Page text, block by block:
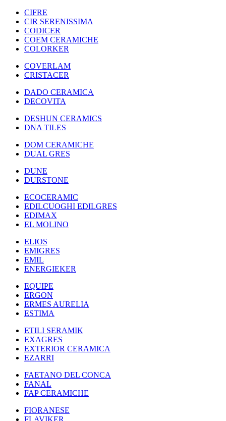
CIFRE
CIR SERENISSIMA
CODICER
COEM CERAMICHE
COLORKER
COVERLAM
CRISTACER
DADO CERAMICA
DECOVITA
DESHUN CERAMICS
DNA TILES
DOM CERAMICHE
DUAL GRES
DUNE
DURSTONE
ECOCERAMIC
EDILCUOGHI EDILGRES
EDIMAX
EL MOLINO
ELIOS
EMIGRES
EMIL
ENERGIEKER
EQUIPE
ERGON
ERMES AURELIA
ESTIMA
ETILI SERAMIK
EXAGRES
EXTERIOR CERAMICA
EZARRI
FAETANO DEL CONCA
FANAL
FAP CERAMICHE
FIORANESE
FLAVIKER